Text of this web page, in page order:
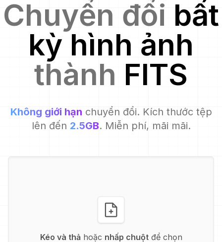
Chuyển đổi bất
kỳ hình ảnh
thành FITS
Không giới hạn chuyển đổi. Kích thước tệp
lên đến 2.5GB. Miễn phí, mãi mãi.
Kéo và thả hoặc nhấp chuộtđể chọn